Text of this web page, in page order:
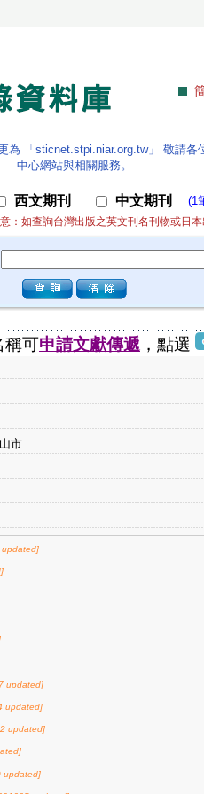
「sticnet.stpi.niar.org.tw」 敬請
中心網站與相關服務。
西文期刊 中文期刊 (1
：如查詢台灣出版之英文刊名刊物或日
稱可申請文獻傳遞 ，點選
市
updated]
updated]
updated]
updated]
updated]